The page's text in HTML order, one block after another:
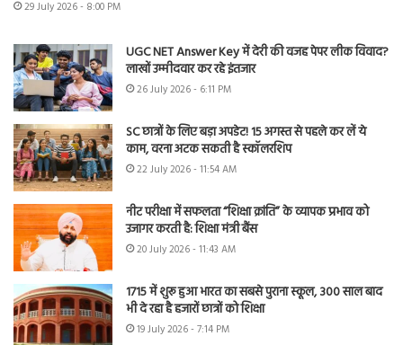
29 July 2026 - 8:00 PM
UGC NET Answer Key में देरी की वजह पेपर लीक विवाद?
लाखों उम्मीदवार कर रहे इंतजार
26 July 2026 - 6:11 PM
SC छात्रों के लिए बड़ा अपडेट! 15 अगस्त से पहले कर लें ये
काम, वरना अटक सकती है स्कॉलरशिप
22 July 2026 - 11:54 AM
नीट परीक्षा में सफलता “शिक्षा क्रांति” के व्यापक प्रभाव को
उजागर करती है: शिक्षा मंत्री बैंस
20 July 2026 - 11:43 AM
1715 में शुरू हुआ भारत का सबसे पुराना स्कूल, 300 साल बाद
भी दे रहा है हजारों छात्रों को शिक्षा
19 July 2026 - 7:14 PM